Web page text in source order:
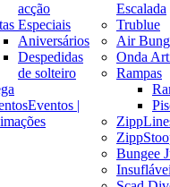
acção
Especiais
Aniversários
Despedidas
de solteiro
Eventos |
Escalada
Trublue
Air
Onda
Rampas
Bungee